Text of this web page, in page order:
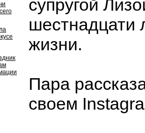
супругой
шестнадцати
жизни.
Пара
своем